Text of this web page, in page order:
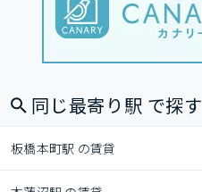
同じ最寄り駅 で探す
板橋本町駅 の賃貸